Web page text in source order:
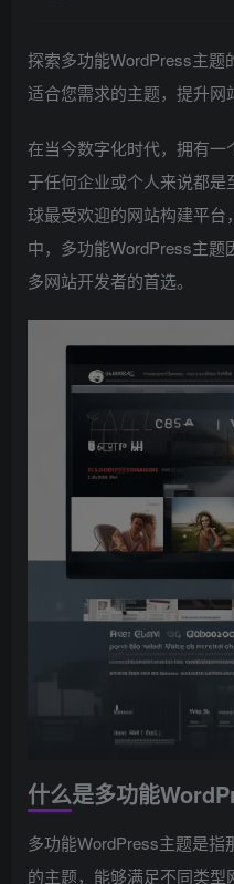
探索多功能WordPress主题
适合您需求的主题，提升网
在当今数字化时代，拥有
于任何企业或个人来说都
球最受欢迎的网站构建平
中，多功能WordPress主题
多网站开发者的首选。
什么是多功能
多功能WordPress主题是指
的主题，能够满足不同类型